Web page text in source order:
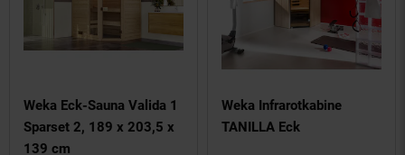
Weka Eck-Sauna Valida 1
Sparset 2, 189 x 203,5 x
139 cm
Weka Infrarotkabine
TANILLA Eck